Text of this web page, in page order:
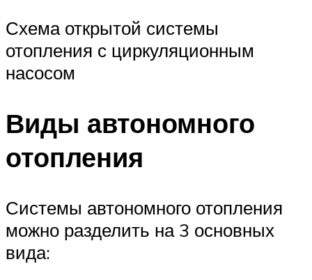
Схема открытой системы
отопления с циркуляционным
насосом
Виды автономного
отопления
Системы автономного отопления
можно разделить на 3 основных
вида: